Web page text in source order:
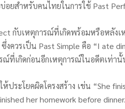
ยสำหรับคนไทยในการใช้ Past
กับเหตุการณ์ที่เกิดพร้อมหรือหลัง
งควรเป็น Past Simple คือ “I ate
ณ์ที่เกิดก่อนอีกเหตุการณ์ในอดีตเท่านั้
ห้ประโยคผิดโครงสร้าง เช่น “She
her homework before